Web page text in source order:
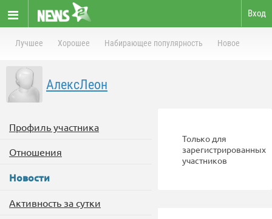
Вход
Лучшее Хорошее Набирающее популярность Новое
АлексЛеон
Профиль участника
Отношения
Новости
Активность за сутки
Только для
зарегистрированных
участников